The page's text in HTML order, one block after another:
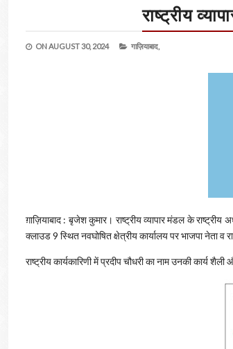
राष्ट्रीय
ONAUGUST 30, 2024 गाज़ियाबाद,
ग़ाज़ियाबाद : बृजेश कुमार। राष्ट्रीय व्यापार मंडल के राष्ट्रीय
क्लाउड 9 स्थित नवघोषित क्षेत्रीय कार्यालय पर भाजपा नेता व
राष्ट्रीय कार्यकारिणी में प्रदीप चौधरी का नाम उनकी कार्य